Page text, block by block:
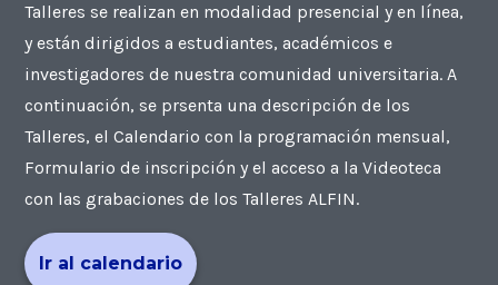
Talleres se realizan en modalidad presencial y en línea,
y están dirigidos a estudiantes, académicos e
investigadores de nuestra comunidad universitaria. A
continuación, se prsenta una descripción de los
Talleres, el Calendario con la programación mensual,
Formulario de inscripción y el acceso a la Videoteca
con las grabaciones de los Talleres ALFIN.
Ir al calendario